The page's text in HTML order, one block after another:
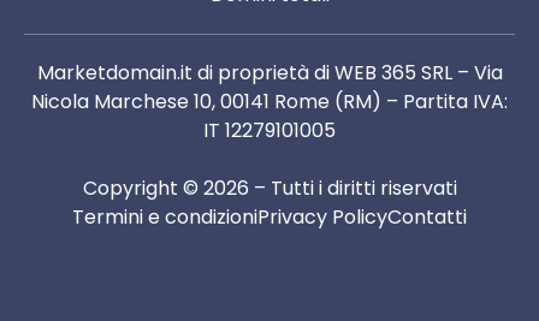
Marketdomain.it di proprietà di WEB 365 SRL – Via
Nicola Marchese 10, 00141 Rome (RM) – Partita IVA:
IT 12279101005
Copyright © 2026 – Tutti i diritti riservati
Termini e condizioniPrivacy PolicyContatti